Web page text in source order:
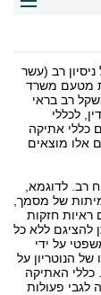
ניסיון רב (עשר
מטעם משרד
רב בראי
לכללי
כללי אתיקה
אלו מוצאים
רב. לדוגמא,
של מסמך,
ראיות חזקות
להציגם ללא כל
על ידי
הנוטריון על
כללי האתיקה
לגבי פעולות